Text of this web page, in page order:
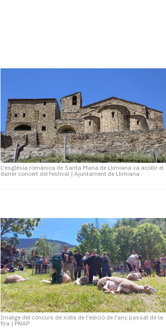
L'església romànica de Santa Maria de Llimiana va acollir el
darrer concert del festival | Ajuntament de Llimiana
Imatge del concurs de xolla de l'edició de l'any passat de la
fira | PNAP